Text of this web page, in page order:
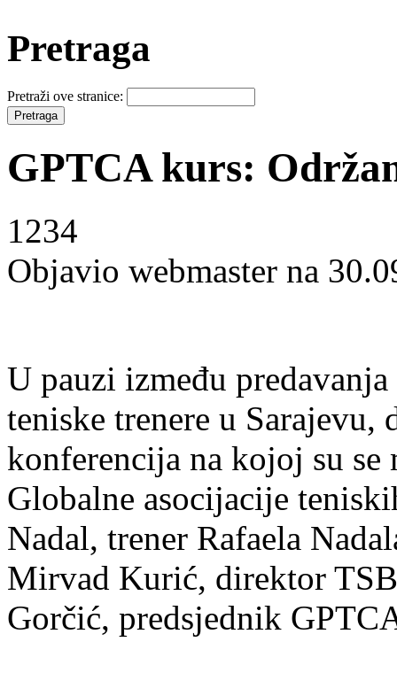
Pretraga
Pretraži ove stranice:
GPTCA kurs:
1234
Objavio webmaster na
U pauzi između
teniske trenere u Sarajevu,
konferencija na kojoj su
Globalne asocijacije
Nadal, trener Rafaela
Mirvad Kurić, direktor
Gorčić, predsjednik